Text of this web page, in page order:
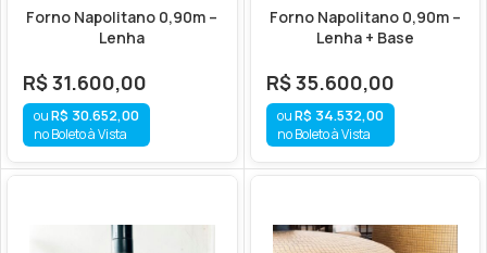
Forno Napolitano 0,90m –
Lenha
R$31.600,00
R$ 30.652,00
no Boleto à Vista
Forno Napolitano 0,90m –
Lenha + Base
R$35.600,00
R$ 34.532,00
no Boleto à Vista